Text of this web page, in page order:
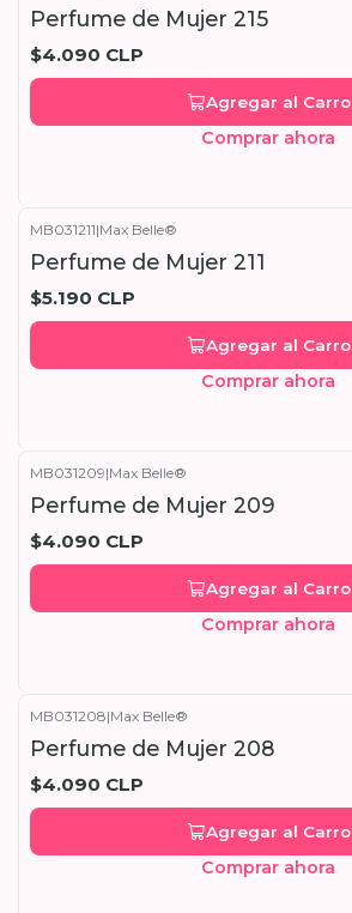
Perfume de Mujer 215
$4.090 CLP
Agregar al Carro
Comprar ahora
MB031211|Max Belle®
Perfume de Mujer 211
$5.190 CLP
Agregar al Carro
Comprar ahora
MB031209|Max Belle®
Perfume de Mujer 209
$4.090 CLP
Agregar al Carro
Comprar ahora
MB031208|Max Belle®
Perfume de Mujer 208
$4.090 CLP
Agregar al Carro
Comprar ahora